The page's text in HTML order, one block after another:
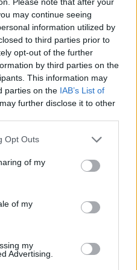
may continue seeing
information utilized by
to third parties prior to
opt-out of the further
by third parties on the
This information may
parties on the IAB’s List of
further disclose it to other
Opt Outs
of my
of my
my
Advertising.
plusieurs produits en
tissus colorés, au
indésirables.
vêtements pour
de transpiration
! Quelques gestes
sans sels d’aluminium
chimique avec le tissu.
ou t-shirts